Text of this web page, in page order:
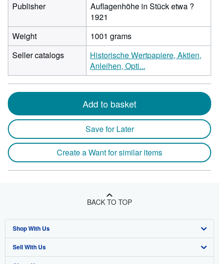
Publisher
Auflagenhöhe in Stück etwa ?
1921
Weight
1001 grams
Seller catalogs
Historische Wertpapiere, Aktien,
Anleihen, Opti...
Add to basket
Save for Later
Create a Want for similar items
BACK TO TOP
Shop With Us
Advanced Search
Sell With Us